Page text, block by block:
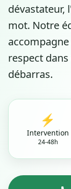
dévastateur,
mot. Notre
respect
débarras.
⚡
Intervention
24-48h